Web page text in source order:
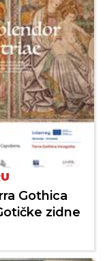
Gothica
zidne